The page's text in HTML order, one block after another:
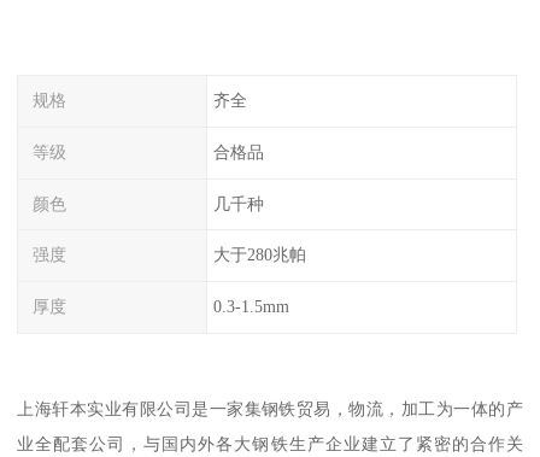
规格 齐全
等级 合格品
颜色 几千种
强度 大于280兆帕
厚度 0.3-1.5mm
上海轩本实业有限公司是一家集钢铁贸易，物流，加工为一体的产
业全配套公司，与国内外各大钢铁生产企业建立了紧密的合作关